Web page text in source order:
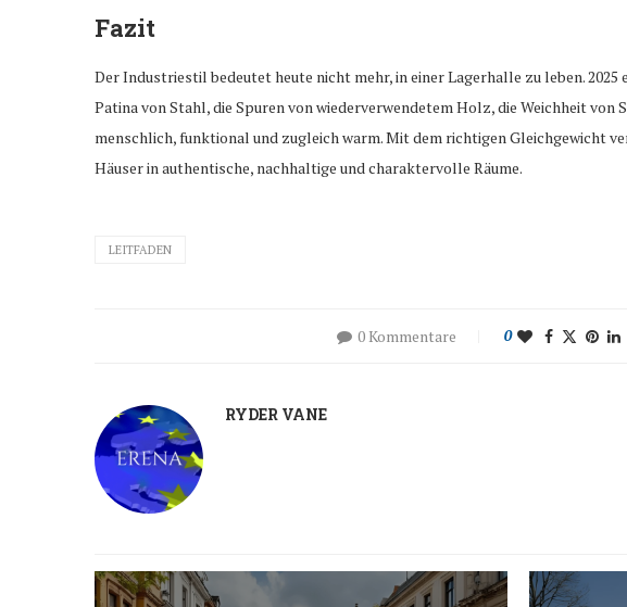
Fazit
Der Industriestil bedeutet heute nicht mehr, in einer Lagerhalle zu leben.
Patina von Stahl, die Spuren von wiederverwendetem Holz, die Weichheit von
menschlich, funktional und zugleich warm. Mit dem richtigen Gleichgewicht
Häuser in authentische, nachhaltige und charaktervolle Räume.
LEITFADEN
0 Kommentare 0
RYDER VANE